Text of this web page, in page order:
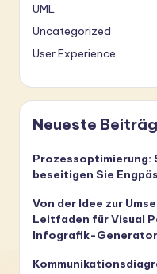
UML
Uncategorized
User Experience
Neueste
Prozessoptimierung:
beseitigen Sie
Von der Idee zur
Leitfaden für Visual
Infografik-Generator